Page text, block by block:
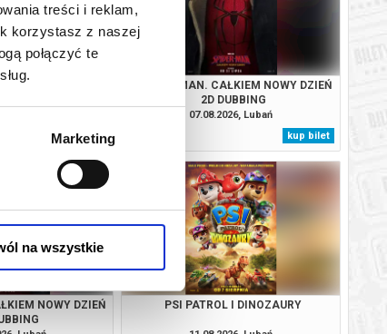
treści i reklam,
korzystasz z naszej
połączyć te
Marketing
na wszystkie
I DINOZAURY
kup bilet
SPIDER-MAN. CAŁKIEM NOWY DZIEŃ
2D DUBBING
07.08.2026, Lubań
kup bilet
NOWY DZIEŃ
PSI PATROL I DINOZAURY